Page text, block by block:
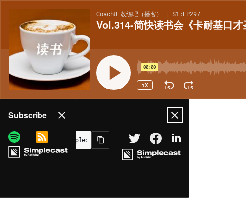
Coach8 教练吧（播客） | S1:EP297
Vol.314-简快读书会《卡耐基口才
00:00
1X 15 15
Share
MORE OPTIONS
Subscribe